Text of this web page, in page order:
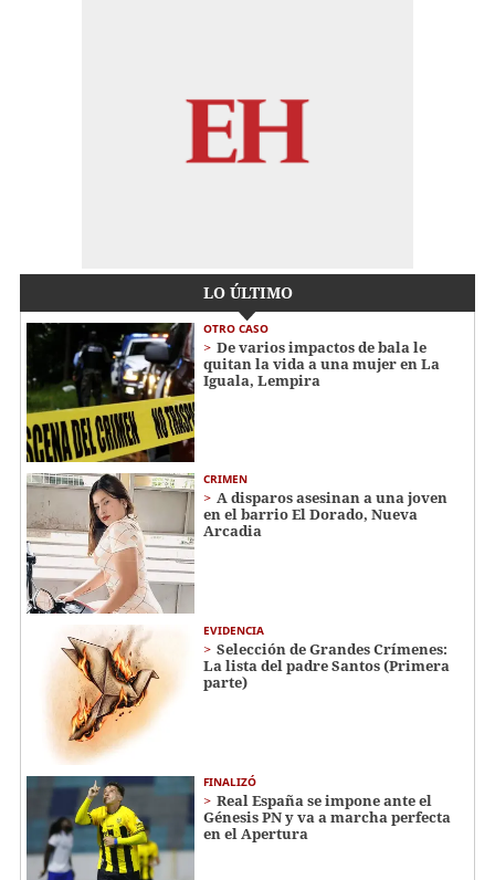
LO ÚLTIMO
OTRO CASO
De varios impactos de bala le
quitan la vida a una mujer en La
Iguala, Lempira
CRIMEN
A disparos asesinan a una joven
en el barrio El Dorado, Nueva
Arcadia
EVIDENCIA
Selección de Grandes Crímenes:
La lista del padre Santos (Primera
parte)
FINALIZÓ
Real España se impone ante el
Génesis PN y va a marcha perfecta
en el Apertura